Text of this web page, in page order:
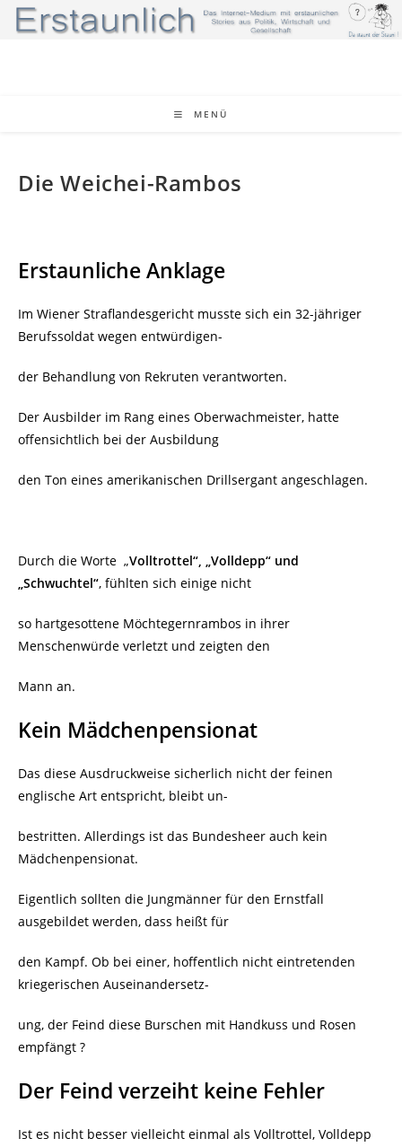
Zum
Inhalt
MENÜ
Die Weichei-Rambos
Erstaunliche Anklage
Im Wiener Straflandesgericht musste sich ein 32-jähriger
Berufssoldat wegen entwürdigen-
der Behandlung von Rekruten verantworten.
Der Ausbilder im Rang eines Oberwachmeister, hatte
offensichtlich bei der Ausbildung
den Ton eines amerikanischen Drillsergant angeschlagen.
Durch die Worte „Volltrottel“, „Volldepp“ und
„Schwuchtel“, fühlten sich einige nicht
so hartgesottene Möchtegernrambos in ihrer
Menschenwürde verletzt und zeigten den
Mann an.
Kein Mädchenpensionat
Das diese Ausdruckweise sicherlich nicht der feinen
englische Art entspricht, bleibt un-
bestritten. Allerdings ist das Bundesheer auch kein
Mädchenpensionat.
Eigentlich sollten die Jungmänner für den Ernstfall
ausgebildet werden, dass heißt für
den Kampf. Ob bei einer, hoffentlich nicht eintretenden
kriegerischen Auseinandersetz-
ung, der Feind diese Burschen mit Handkuss und Rosen
empfängt ?
Der Feind verzeiht keine Fehler
Ist es nicht besser vielleicht einmal als Volltrottel, Volldepp